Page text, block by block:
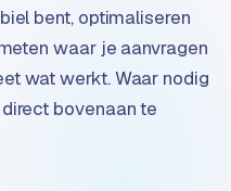
bent, optimaliseren
waar je aanvragen
wat werkt. Waar nodig
bovenaan te